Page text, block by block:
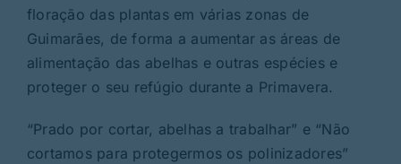
floração das plantas em várias zonas de
Guimarães, de forma a aumentar as áreas de
alimentação das abelhas e outras espécies e
proteger o seu refúgio durante a Primavera.
“Prado por cortar, abelhas a trabalhar” e “Não
cortamos para protegermos os polinizadores”